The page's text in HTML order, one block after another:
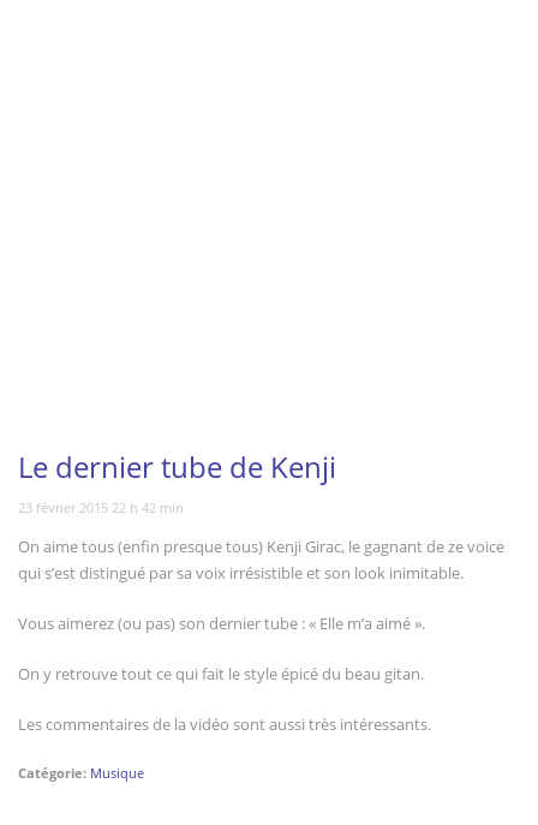
Le dernier tube de Kenji
23 février 2015 22 h 42 min
On aime tous (enfin presque tous) Kenji Girac, le gagnant de ze voice
qui s’est distingué par sa voix irrésistible et son look inimitable.
Vous aimerez (ou pas) son dernier tube : « Elle m’a aimé ».
On y retrouve tout ce qui fait le style épicé du beau gitan.
Les commentaires de la vidéo sont aussi très intéressants.
Catégorie: Musique